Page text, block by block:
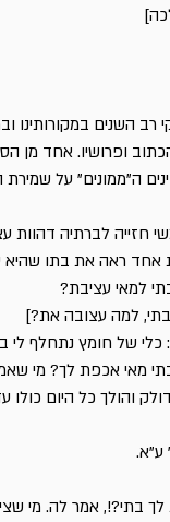
רב השנים במקורותינו
ופרושיו. אחד מן
ה"ממונים" על
חזייה לברתיה דהוות
אחד ראה את בתו שהיא
בתי למאי
למה עצובה את?]
כלי של חומץ נתחלף לי
מאי אכפת לך? מי
והולך כל היום כולו
ע"א.
בתי?!, אמר לה. מי